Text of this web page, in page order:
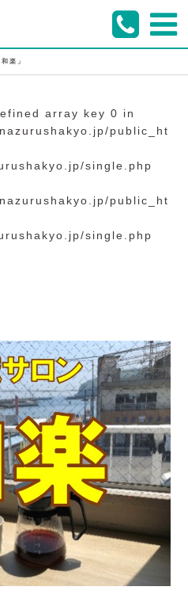
楽」
array key 0 in
public_ht
single.php
public_ht
single.php